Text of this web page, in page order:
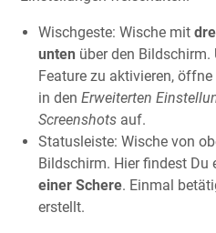
Wischgeste: Wische mit
unten über den Bildschirm.
Feature zu aktivieren,
in den Erweiterten
Screenshots auf.
Statusleiste: Wische von
Bildschirm. Hier findest Du
einer Schere. Einmal
erstellt.